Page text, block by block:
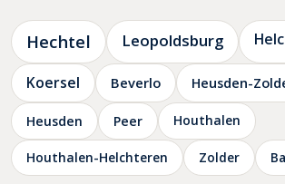
Hechtel Leopoldsburg
Koersel Beverlo Heusden-
Heusden Peer Houthalen
Houthalen-Helchteren Zolder